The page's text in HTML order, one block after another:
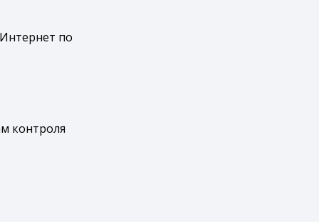
по
контроля